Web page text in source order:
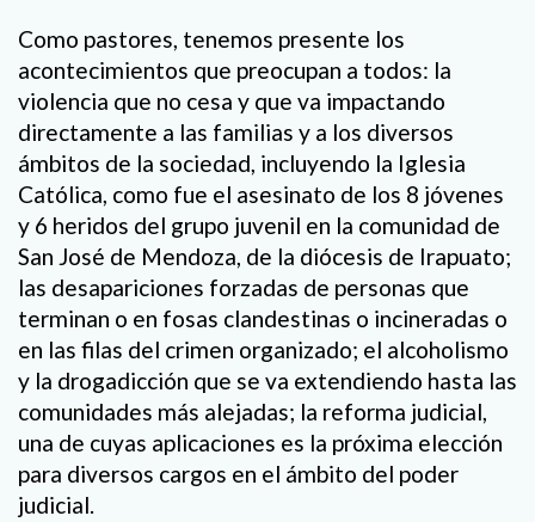
Como pastores, tenemos presente los
acontecimientos que preocupan a todos: la
violencia que no cesa y que va impactando
directamente a las familias y a los diversos
ámbitos de la sociedad, incluyendo la Iglesia
Católica, como fue el asesinato de los 8 jóvenes
y 6 heridos del grupo juvenil en la comunidad de
San José de Mendoza, de la diócesis de Irapuato;
las desapariciones forzadas de personas que
terminan o en fosas clandestinas o incineradas o
en las filas del crimen organizado; el alcoholismo
y la drogadicción que se va extendiendo hasta las
comunidades más alejadas; la reforma judicial,
una de cuyas aplicaciones es la próxima elección
para diversos cargos en el ámbito del poder
judicial.